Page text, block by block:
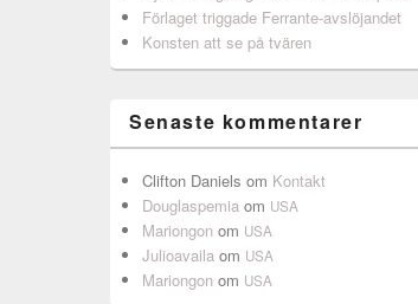
Förlaget triggade Ferrante-avslöjandet
Konsten att se på tvären
Senaste kommentarer
Clifton Daniels om Kontakt
Douglaspemia om USA
Mariongon om USA
Julioavaila om USA
Mariongon om USA